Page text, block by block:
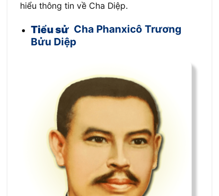
hiểu thông tin về Cha Diệp.
Tiểu sử Cha Phanxicô Trương
Bửu Diệp